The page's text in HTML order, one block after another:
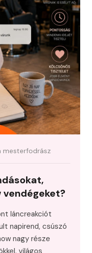
mesterfodrász
láncreakciót
napirend, csúszó
nagy része
világos